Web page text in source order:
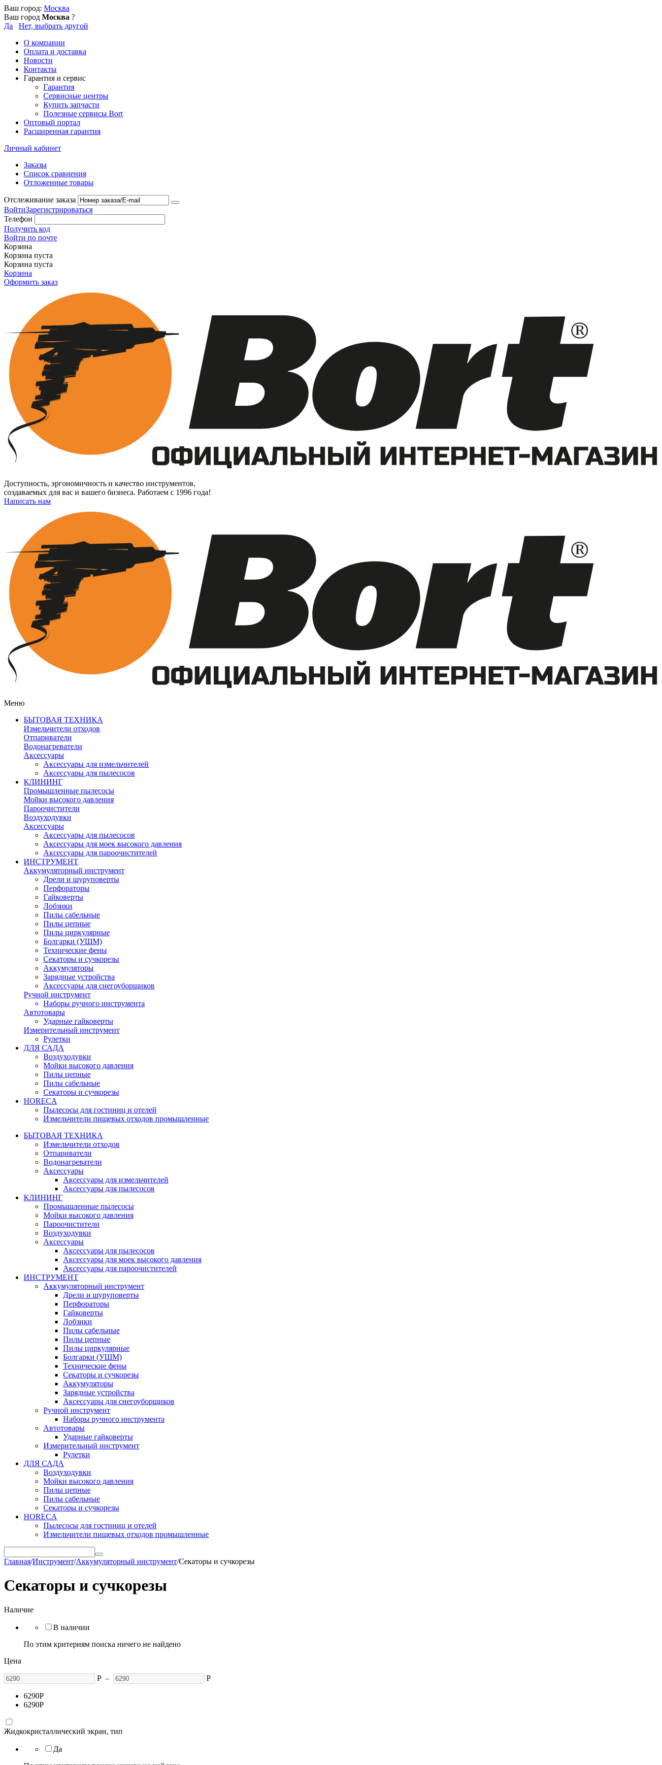
Ваш город: Москва
Ваш город Москва ?
Да
Нет, выбрать другой
О компании
Оплата и доставка
Новости
Контакты
Гарантия и сервис
Гарантия
Сервисные центры
Купить запчасти
Полезные сервисы Bort
Оптовый портал
Расширенная гарантия
Личный кабинет
Заказы
Список сравнения
Отложенные товары
Отслеживание заказа
ВойтиЗарегистрироваться
Телефон
Получить код
Войти по почте
Корзина
Корзина пуста
Корзина пуста
Корзина
Оформить заказ
Доступность, эргономичность и качество инструментов,
создаваемых для вас и вашего бизнеса. Работаем с 1996 года!
Написать нам
Меню
БЫТОВАЯ ТЕХНИКА
Измельчители отходов
Отпариватели
Водонагреватели
Аксессуары
Аксессуары для измельчителей
Аксессуары для пылесосов
КЛИНИНГ
Промышленные пылесосы
Мойки высокого давления
Пароочистители
Воздуходувки
Аксессуары
Аксессуары для пылесосов
Аксессуары для моек высокого давления
Аксессуары для пароочистителей
ИНСТРУМЕНТ
Аккумуляторный инструмент
Дрели и шуруповерты
Перфораторы
Гайковерты
Лобзики
Пилы сабельные
Пилы цепные
Пилы циркулярные
Болгарки (УШМ)
Технические фены
Секаторы и сучкорезы
Аккумуляторы
Зарядные устройства
Аксессуары для снегоуборщиков
Ручной инструмент
Наборы ручного инструмента
Автотовары
Ударные гайковерты
Измерительный инструмент
Рулетки
ДЛЯ САДА
Воздуходувки
Мойки высокого давления
Пилы цепные
Пилы сабельные
Секаторы и сучкорезы
HORECA
Пылесосы для гостиниц и отелей
Измельчители пищевых отходов промышленные
БЫТОВАЯ ТЕХНИКА
Измельчители отходов
Отпариватели
Водонагреватели
Аксессуары
Аксессуары для измельчителей
Аксессуары для пылесосов
КЛИНИНГ
Промышленные пылесосы
Мойки высокого давления
Пароочистители
Воздуходувки
Аксессуары
Аксессуары для пылесосов
Аксессуары для моек высокого давления
Аксессуары для пароочистителей
ИНСТРУМЕНТ
Аккумуляторный инструмент
Дрели и шуруповерты
Перфораторы
Гайковерты
Лобзики
Пилы сабельные
Пилы цепные
Пилы циркулярные
Болгарки (УШМ)
Технические фены
Секаторы и сучкорезы
Аккумуляторы
Зарядные устройства
Аксессуары для снегоуборщиков
Ручной инструмент
Наборы ручного инструмента
Автотовары
Ударные гайковерты
Измерительный инструмент
Рулетки
ДЛЯ САДА
Воздуходувки
Мойки высокого давления
Пилы цепные
Пилы сабельные
Секаторы и сучкорезы
HORECA
Пылесосы для гостиниц и отелей
Измельчители пищевых отходов промышленные
Главная/Инструмент/Аккумуляторный инструмент/Секаторы и сучкорезы
Секаторы и сучкорезы
Наличие
В наличии
По этим критериям поиска ничего не найдено
Цена
Р – Р
6290Р
6290Р
Жидкокристаллический экран, тип
Да